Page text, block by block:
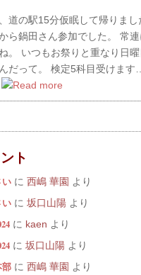
道の駅15分仮眠して帰りまし
ら鍋田さん参加でした。 常連
。 いつもお祭りと重なり日曜
だって。 検定5科目受けま
ト
に 西嶋 華園 より
に 坂口山陽より
に kaen より
に 坂口山陽より
に 西嶋 華園 より